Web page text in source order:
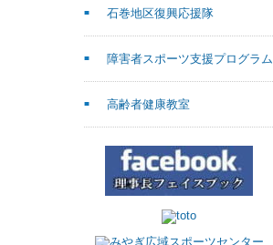
石巻地区復興応援隊
障害者スポーツ支援プログラム
高齢者健康教室